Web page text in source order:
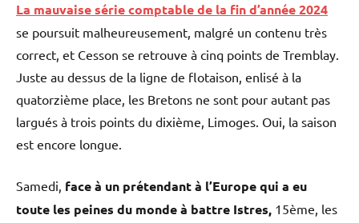
La mauvaise série comptable de la fin d’année 2024
se poursuit malheureusement, malgré un contenu très
correct, et Cesson se retrouve à cinq points de Tremblay.
Juste au dessus de la ligne de flotaison, enlisé à la
quatorzième place, les Bretons ne sont pour autant pas
largués à trois points du dixième, Limoges. Oui, la saison
est encore longue.
Samedi, face à un prétendant à l’Europe qui a eu
toute les peines du monde à battre Istres, 15ème, les